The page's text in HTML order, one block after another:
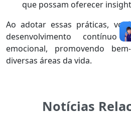
que possam oferecer
Ao adotar essas práticas,
desenvolvimento contínuo
emocional, promovendo
diversas áreas da vida.
Notícias